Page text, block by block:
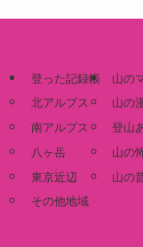
登った記録帳
北アルプス
南アルプス
八ヶ岳
東京近辺
その他地域
山の
山の
登山
山の
山の